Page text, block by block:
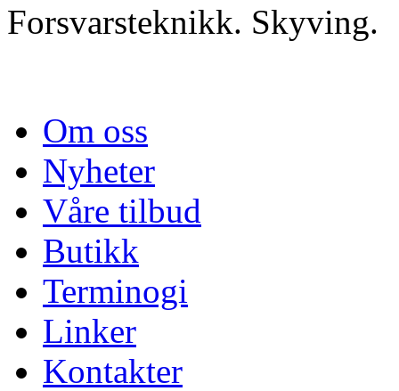
Forsvarsteknikk. Skyving.
Om oss
Nyheter
Våre tilbud
Butikk
Terminogi
Linker
Kontakter